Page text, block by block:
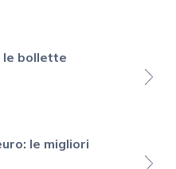
le bollette
le migliori